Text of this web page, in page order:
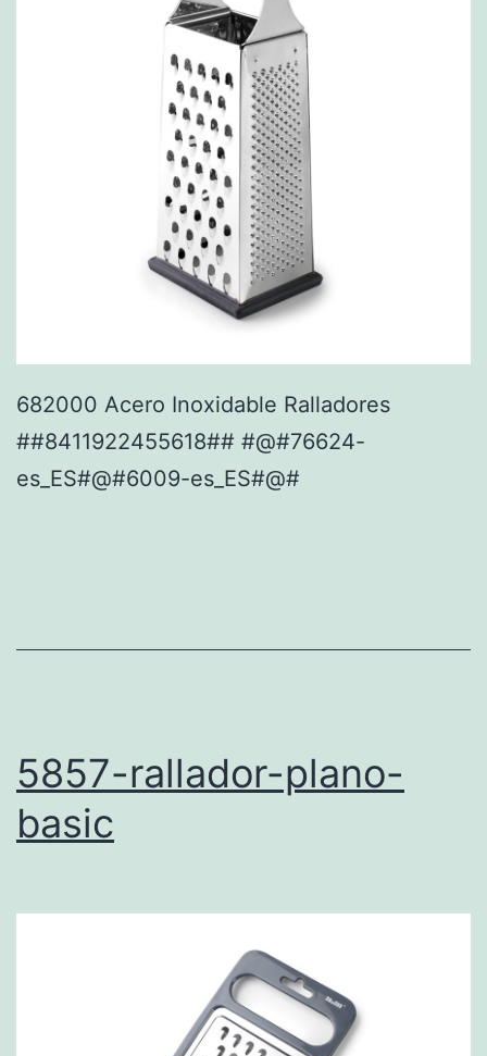
682000 Acero Inoxidable Ralladores
##8411922455618## #@#76624-
es_ES#@#6009-es_ES#@#
5857-rallador-plano-
basic